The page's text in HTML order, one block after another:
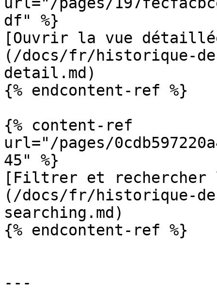
df" %}
[Ouvrir la vue
(/docs/fr/historique-
detail.md)
{% endcontent-ref %}
{% content-ref
url="/pages/
45" %}
[Filtrer et rechercher
(/docs/fr/historique-
searching.md)
{% endcontent-ref %}
---